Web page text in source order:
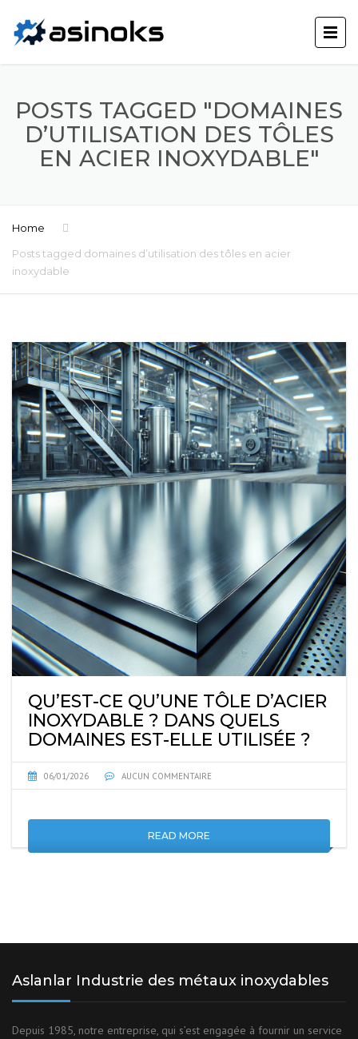
POSTS TAGGED "DOMAINES
D’UTILISATION DES TÔLES
EN ACIER INOXYDABLE"
Home
Posts tagged domaines d’utilisation des tôles en acier
inoxydable
QU’EST-CE QU’UNE TÔLE D’ACIER
INOXYDABLE ? DANS QUELS
DOMAINES EST-ELLE UTILISÉE ?
06/01/2026 AUCUN COMMENTAIRE
READ MORE
Aslanlar Industrie des métaux inoxydables
Depuis 1985, notre entreprise, qui s’est engagée à fournir un service